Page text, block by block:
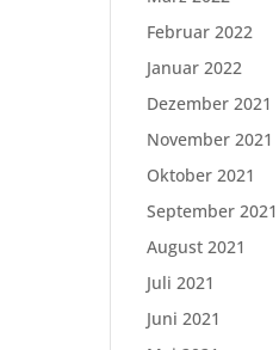
Februar 2022
Januar 2022
Dezember 2021
November 2021
Oktober 2021
September 2021
August 2021
Juli 2021
Juni 2021